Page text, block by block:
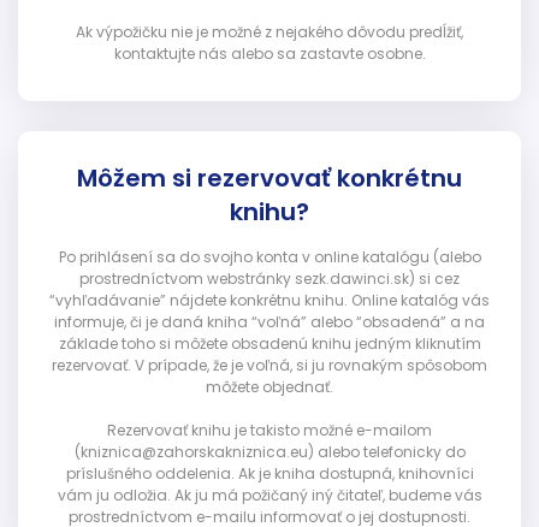
Ak výpožičku nie je možné z nejakého dôvodu predĺžiť,
kontaktujte nás alebo sa zastavte osobne.
Môžem si rezervovať konkrétnu
knihu?
Po prihlásení sa do svojho konta v online katalógu (alebo
prostredníctvom webstránky sezk.dawinci.sk) si cez
“vyhľadávanie” nájdete konkrétnu knihu. Online katalóg vás
informuje, či je daná kniha “voľná” alebo “obsadená” a na
základe toho si môžete obsadenú knihu jedným kliknutím
rezervovať. V prípade, že je voľná, si ju rovnakým spôsobom
môžete objednať.
Rezervovať knihu je takisto možné e-mailom
(kniznica@zahorskakniznica.eu) alebo telefonicky do
príslušného oddelenia. Ak je kniha dostupná, knihovníci
vám ju odložia. Ak ju má požičaný iný čitateľ, budeme vás
prostredníctvom e-mailu informovať o jej dostupnosti.